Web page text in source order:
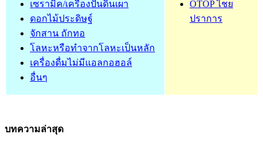
OTOP ไชย
ปราการ
เซรามิค/เครื่องปั้นดินเผา
ดอกไม้ประดิษฐ์
จักสาน ถักทอ
โลหะหรือทำจากโลหะเป็นหลัก
เครื่องดื่มไม่มีแอลกอฮอล์
อื่นๆ
บทความล่าสุด